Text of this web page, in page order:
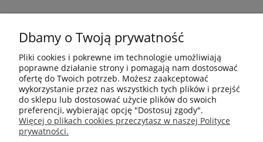
Płatności i dostawa
Dbamy o Twoją prywatność
Pliki cookies i pokrewne im technologie umożliwiają
poprawne działanie strony i pomagają nam dostosować
ofertę do Twoich potrzeb. Możesz zaakceptować
wykorzystanie przez nas wszystkich tych plików i przejść
do sklepu lub dostosować użycie plików do swoich
preferencji, wybierając opcję "Dostosuj zgody".
Więcej o plikach cookies przeczytasz w naszej Polityce
prywatności.